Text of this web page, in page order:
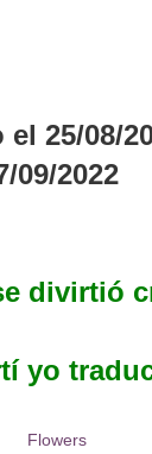
25/08/
09/2022
divirtió
yo